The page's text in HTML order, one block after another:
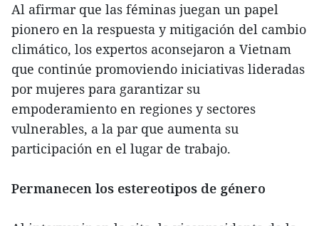
Al afirmar que las féminas juegan un papel
pionero en la respuesta y mitigación del cambio
climático, los expertos aconsejaron a Vietnam
que continúe promoviendo iniciativas lideradas
por mujeres para garantizar su
empoderamiento en regiones y sectores
vulnerables, a la par que aumenta su
participación en el lugar de trabajo.
Permanecen los estereotipos de género